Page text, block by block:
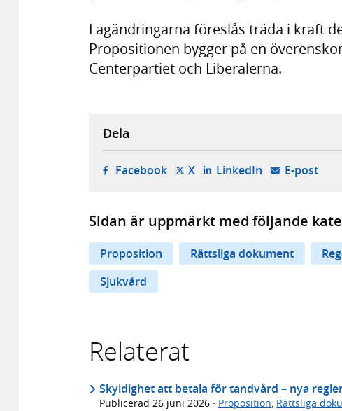
Lagändringarna föreslås träda i kraft
Propositionen bygger på en
Centerpartiet och Liberalerna.
Dela
Facebook- öppnas i ny flik, extern
X- öppnas i ny flik, extern
LinkedIn- öppnas i ny
E-post-
Sidan är uppmärkt med följande
Proposition Rättsliga dokument
Sjukvård
Relaterat
Skyldighet att betala för tandvård – nya
Publicerad 26 juni 2026 · Proposition, Rättsliga